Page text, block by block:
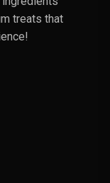
treats that